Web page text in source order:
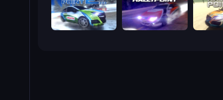
Rally Point 2 Rally Point Rally